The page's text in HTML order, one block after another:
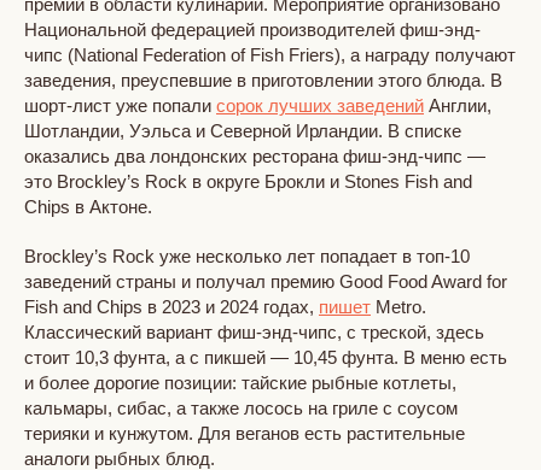
Национальной федерацией производителей фиш-энд-
чипс (National Federation of Fish Friers), а награду получают
заведения, преуспевшие в приготовлении этого блюда. В
шорт-лист уже попали сорок лучших заведений Англии,
Шотландии, Уэльса и Северной Ирландии​. В списке
оказались два лондонских ресторана фиш-энд-чипс —
это Brockley’s Rock в округе Брокли и Stones Fish and
Chips в Актоне.
Brockley’s Rock уже несколько лет попадает в топ-10
заведений страны и получал премию Good Food Award for
Fish and Chips в 2023 и 2024 годах, пишет Metro.
Классический вариант фиш-энд-чипс, с треской, здесь
стоит 10,3 фунта, а с пикшей — 10,45 фунта. В меню есть
и более дорогие позиции: тайские рыбные котлеты,
кальмары, сибас, а также лосось на гриле с соусом
терияки и кунжутом. Для веганов есть растительные
аналоги рыбных блюд.